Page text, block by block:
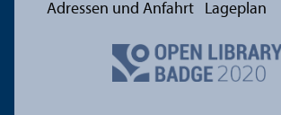
Adressen und Anfahrt Lageplan